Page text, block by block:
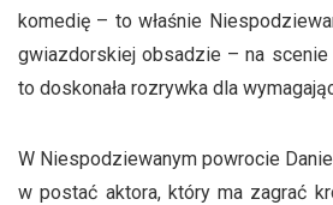
komedię – to właśnie
gwiazdorskiej obsadzie – na scenie
to doskonała rozrywka dla
W Niespodziewanym powrocie
w postać aktora, który ma zagrać